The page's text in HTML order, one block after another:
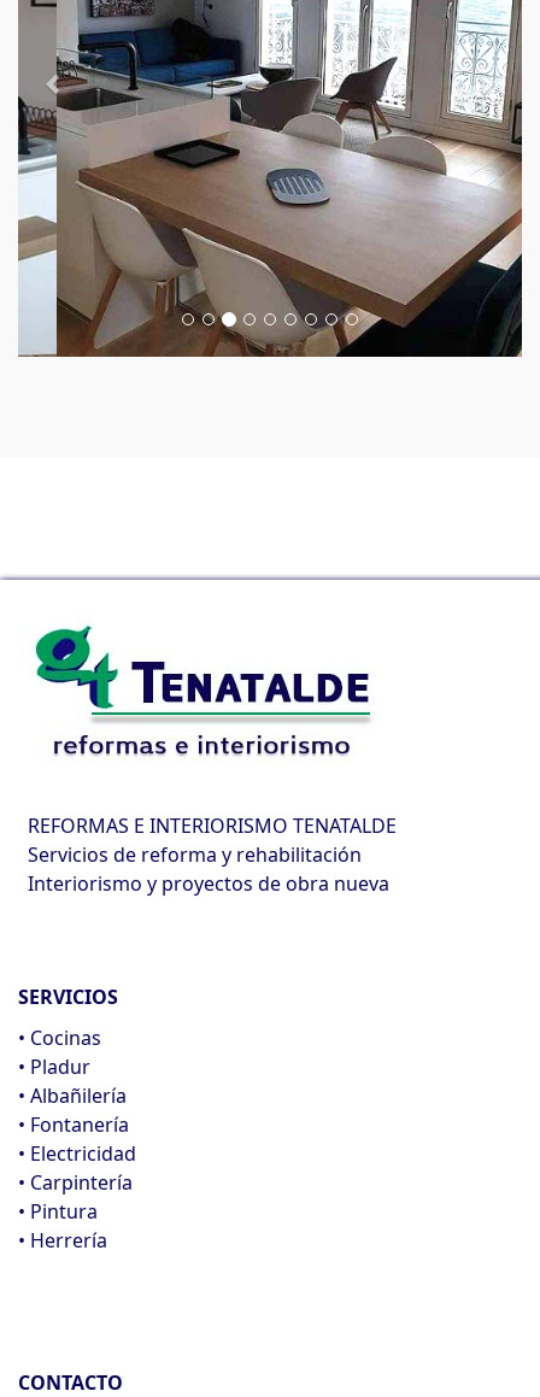
REFORMAS E INTERIORISMO TENATALDE
Servicios de reforma y rehabilitación
Interiorismo y proyectos de obra nueva
SERVICIOS
• Cocinas
• Pladur
• Albañilería
• Fontanería
• Electricidad
• Carpintería
• Pintura
• Herrería
CONTACTO